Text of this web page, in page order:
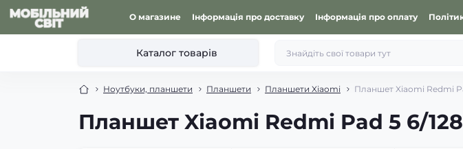
О магазине Інформація про доставку Інформація про оплату
Каталог товарів
Ноутбуки, планшети Планшети Планшети Xiaomi Планшет Xiaomi Redmi
Планшет Xiaomi Redmi Pad 5 6/